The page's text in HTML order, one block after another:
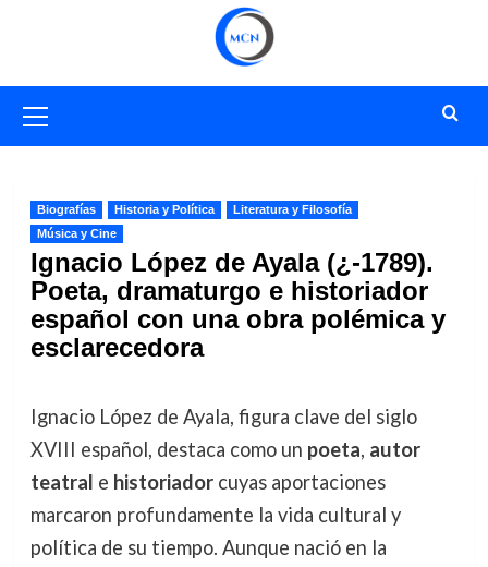
primario
Biografías Historia y Política
Literatura y Filosofía
Música y Cine
Ignacio López de Ayala (¿-1789).
Poeta, dramaturgo e historiador
español con una obra polémica y
esclarecedora
Ignacio López de Ayala, figura clave del siglo
XVIII español, destaca como un poeta, autor
teatral e historiadorcuyas aportaciones
marcaron profundamente la vida cultural y
política de su tiempo. Aunque nació en la